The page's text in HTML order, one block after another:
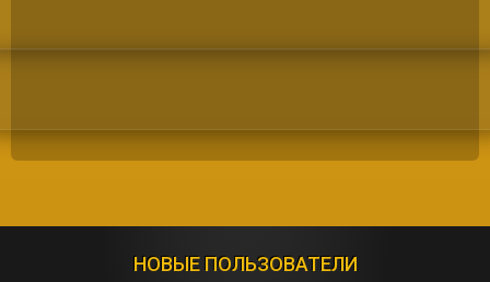
НОВЫЕ ПОЛЬЗОВАТЕЛИ